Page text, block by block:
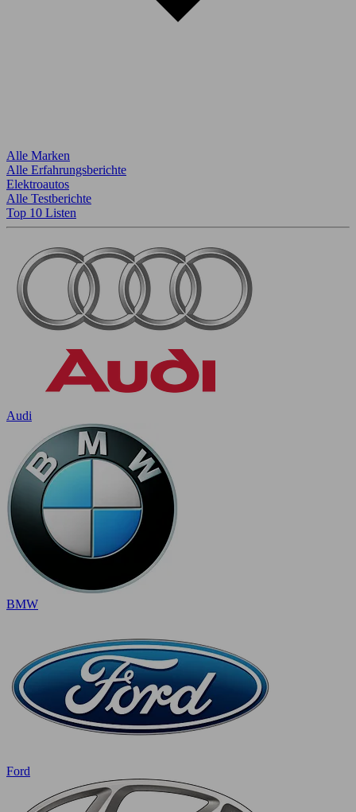
Alle Marken
Alle Erfahrungsberichte
Elektroautos
Alle Testberichte
Top 10 Listen
Audi
BMW
Ford